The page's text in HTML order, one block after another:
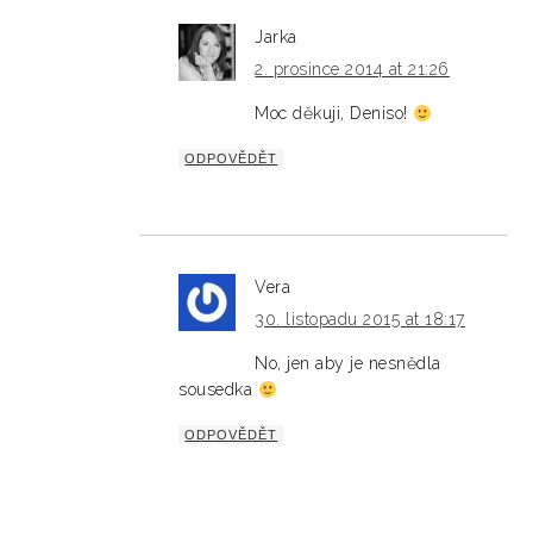
Jarka
2. prosince 2014 at 21:26
Moc děkuji, Deniso!
ODPOVĚDĚT
Vera
30. listopadu 2015 at 18:17
No, jen aby je nesnědla
sousedka
ODPOVĚDĚT